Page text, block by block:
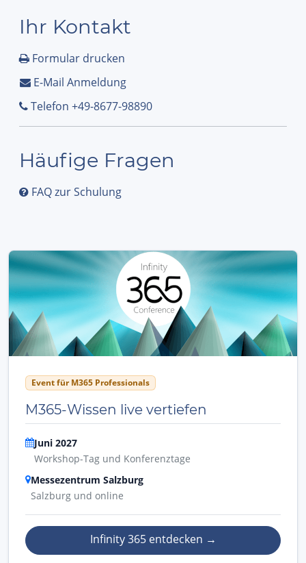
Ihr Kontakt
Formular drucken
E-Mail Anmeldung
Telefon +49-8677-98890
Häufige Fragen
FAQ zur Schulung
Event für M365 Professionals
M365-Wissen live vertiefen
Juni 2027
Workshop-Tag und Konferenztage
Messezentrum Salzburg
Salzburg und online
Infinity 365 entdecken →